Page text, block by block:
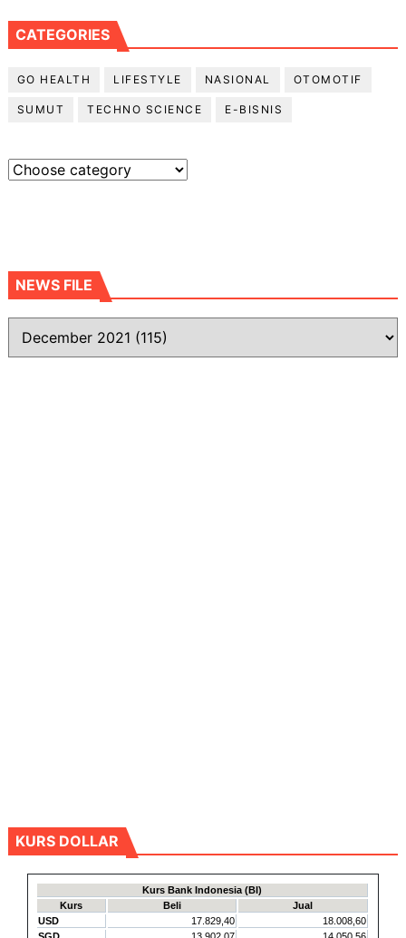
CATEGORIES
GO HEALTH LIFESTYLE NASIONAL OTOMOTIF
SUMUT TECHNO SCIENCE E-BISNIS
NEWS FILE
KURS DOLLAR